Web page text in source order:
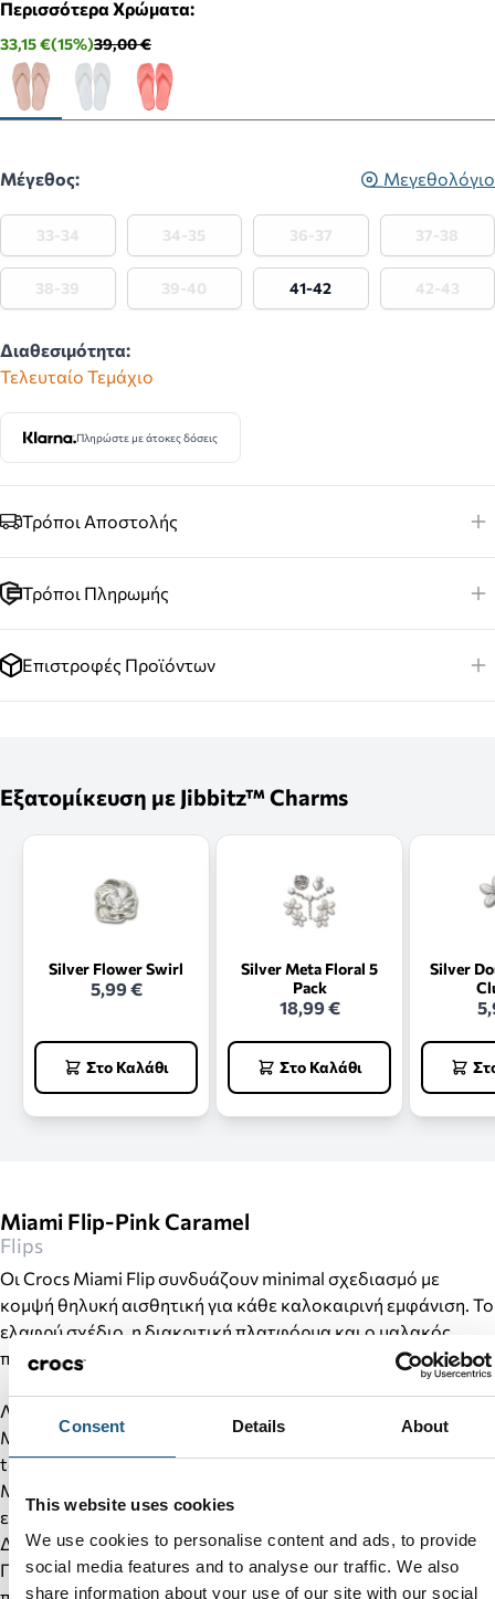
Consent Details About
This website uses cookies
We use cookies to personalise content and ads, to provide
social media features and to analyse our traffic. We also
share information about your use of our site with our social
Περισσότερα Χρώματα:
33,15 €(15%)39,00 €
Μέγεθος: Μεγεθολόγιο
33-34 34-35 36-37 37-38
38-39 39-40 41-42 42-43
Διαθεσιμότητα:
Τελευταίο Τεμάχιο
Πληρώστε με άτοκες δόσεις
Τρόποι Αποστολής
Τρόποι Πληρωμής
Επιστροφές Προϊόντων
Εξατομίκευση με Jibbitz™ Charms
Silver Flower Swirl
5,99 €
Στο Καλάθι
Silver Meta Floral 5
Pack
18,99 €
Στο Καλάθι
Silver
Miami Flip-Pink Caramel
Flips
Οι Crocs Miami Flip συνδυάζουν minimal σχεδιασμό με
κομψή θηλυκή αισθητική για κάθε καλοκαιρινή εμφάνιση. Το
ελαφρύ σχέδιο, η διακριτική πλατφόρμα και ο μαλακός
πάτος Croslite™ προσφέρουν άνεση και στυλ όλη την ημέρα.
Λεπτομέρειες προϊόντος:
Minimal σχεδιασμός με μοντέρνα τετράγωνη μύτη (square
toe).
Μαλακό και εύκαμπτο επάνω μέρος από TPU για άνετη
εφαρμογή από την πρώτη χρήση.
Διακριτική σφηνοειδής σόλα (wedge) για ελαφριά ανύψωση.
Πάτος και εξωτερική σόλα Croslite™ για αντικραδασμική